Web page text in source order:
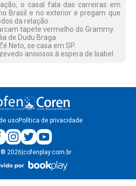
o casal fala das carreiras em
Brasil e no exterior e pregam que
da relação.
tapete vermelho do Grammy.
de Dudu Braga.
Neto, se casa em SP.
ansiosos à espera de Isabel
usoPolítica de privacidade
® 2026 cofenplay.com.br